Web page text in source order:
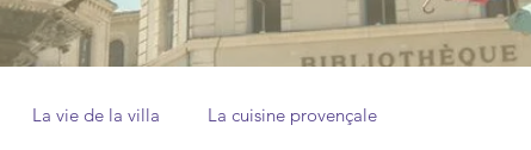
La vie de la villa La cuisine provençale